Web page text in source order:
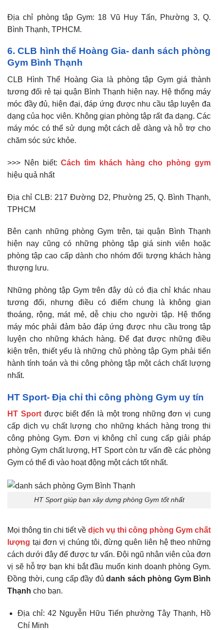
Địa chỉ phòng tập Gym: 18 Vũ Huy Tấn, Phường 3, Q.
Bình Thạnh, TPHCM.
6. CLB hình thể Hoàng Gia- danh sách phòng
Gym Bình Thạnh
CLB Hình Thể Hoàng Gia là phòng tập Gym giá thành
tương đối rẻ tại quận Bình Thạnh hiện nay. Hệ thống máy
móc đầy đủ, hiện đại, đáp ứng được nhu cầu tập luyện đa
dạng của học viên. Không gian phòng tập rất đa dạng. Các
máy móc có thể sử dụng một cách dễ dàng và hỗ trợ cho
chăm sóc sức khỏe.
>>> Nên biết:Cách tìm khách hàng cho phòng gym
hiệu quả nhất
Địa chỉ CLB: 217 Đường D2, Phường 25, Q. Bình Thạnh,
TPHCM
Bên cạnh những phòng Gym trên, tại quận Bình Thạnh
hiện nay cũng có những phòng tập giá sinh viên hoặc
phòng tập cao cấp dành cho nhóm đối tượng khách hàng
thượng lưu.
Những phòng tập Gym trên đây dù có địa chỉ khác nhau
tương đối, nhưng điều có điểm chung là không gian
thoáng, rộng, mát mẻ, dễ chịu cho người tập. Hệ thống
máy móc phải đảm bảo đáp ứng được nhu cầu trong tập
luyện cho những khách hàng. Để đạt được những điều
kiện trên, thiết yếu là những chủ phòng tập Gym phải tiến
hành tính toán và thi công phòng tập một cách chất lượng
nhất.
HT Sport- Địa chỉ thi công phòng Gym uy tín
HT Sport được biết đến là một trong những đơn vị cung
cấp dịch vụ chất lượng cho những khách hàng trong thi
công phòng Gym. Đơn vị không chỉ cung cấp giải pháp
phòng Gym chất lượng, HT Sport còn tư vấn đề các phòng
Gym có thể đi vào hoạt động một cách tốt nhất.
HT Sport giúp bạn xây dựng phòng Gym tốt nhất
Mọi thông tin chi tiết về dịch vụ thi công phòng Gym chất
lượng tại đơn vị chúng tôi, đừng quên liên hệ theo những
cách dưới đây để được tư vấn. Đội ngũ nhân viên của đơn
vị sẽ hỗ trợ bạn khi bắt đầu muốn kinh doanh phòng Gym.
Đồng thời, cung cấp đầy đủ danh sách phòng Gym Bình
Thạnh cho bạn.
Địa chỉ: 42 Nguyễn Hữu Tiến phường Tây Thạnh, Hồ
Chí Minh